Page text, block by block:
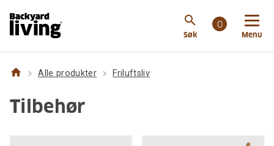
search
Søk
0
Menu
home Alle produkter Friluftsliv
Tilbehør